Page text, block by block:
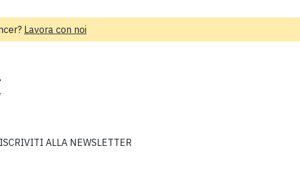
Lavora con noi
ISCRIVITI ALLA NEWSLETTER